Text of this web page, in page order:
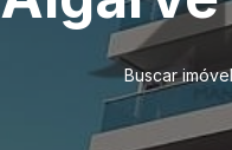
Buscar imóvel